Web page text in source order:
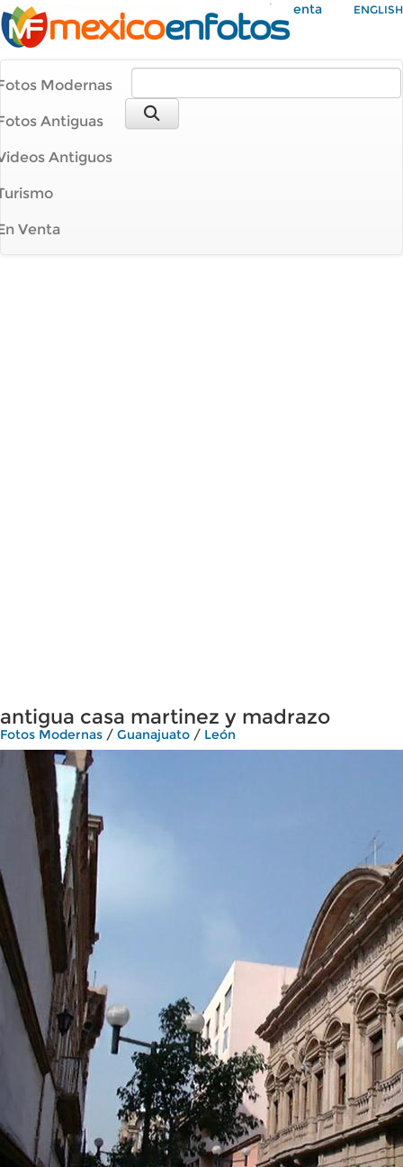
Mi Cuenta ENGLISH
Modernas
Antiguas
Antiguos
Venta
antigua casa martinez y madrazo
Fotos Modernas / Guanajuato / León